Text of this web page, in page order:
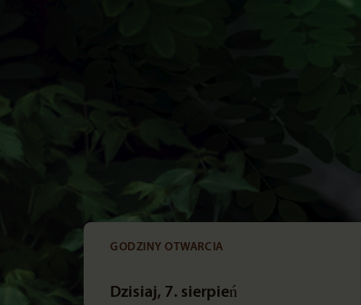
GODZINY OTWARCIA
Dzisiaj, 7. sierpień